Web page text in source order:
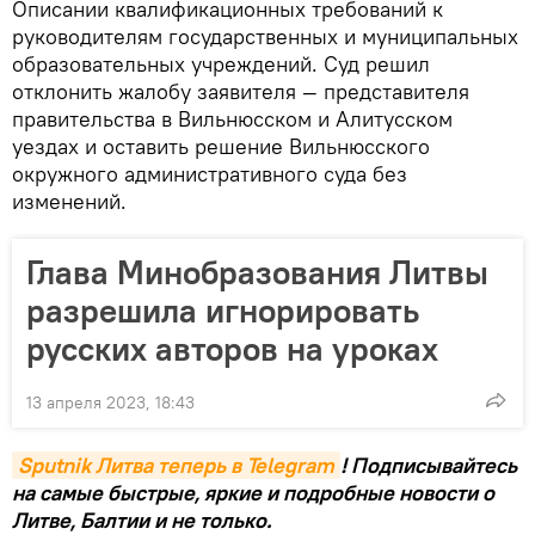
Описании квалификационных требований к
руководителям государственных и муниципальных
образовательных учреждений. Суд решил
отклонить жалобу заявителя — представителя
правительства в Вильнюсском и Алитусском
уездах и оставить решение Вильнюсского
окружного административного суда без
изменений.
Глава Минобразования Литвы
разрешила игнорировать
русских авторов на уроках
13 апреля 2023, 18:43
Sputnik Литва теперь в Telegram ! Подписывайтесь
на самые быстрые, яркие и подробные новости о
Литве, Балтии и не только.